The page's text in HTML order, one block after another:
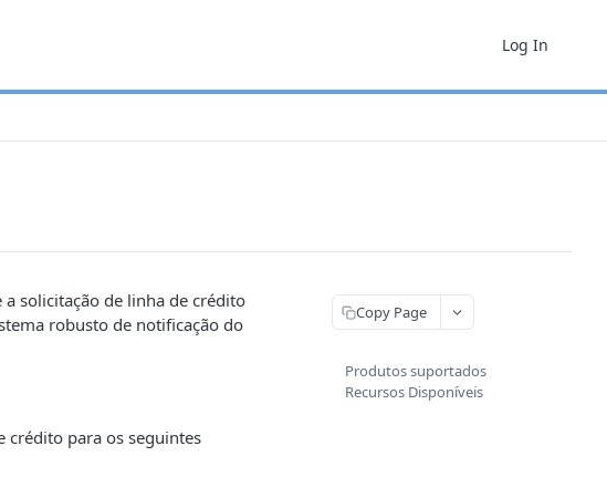
Log In
a solicitação de linha de crédito
robusto de notificação do
crédito para os seguintes
Copy Page
Produtos suportados
Recursos Disponíveis